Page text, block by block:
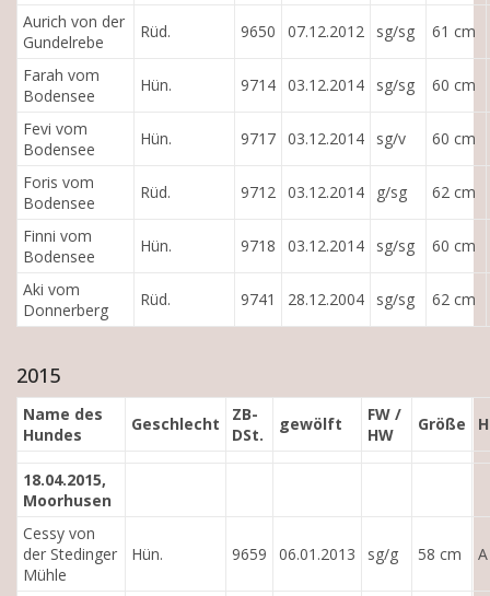
Aurich von der
Gundelrebe
Rüd. 9650 07.12.2012 sg/sg 61 cm
Farah vom
Bodensee
Hün. 9714 03.12.2014 sg/sg 60 cm
Fevi vom
Bodensee
Hün. 9717 03.12.2014 sg/v 60 cm
Foris vom
Bodensee
Rüd. 9712 03.12.2014 g/sg 62 cm
Finni vom
Bodensee
Hün. 9718 03.12.2014 sg/sg 60 cm
Aki vom
Donnerberg
Rüd. 9741 28.12.2004 sg/sg 62 cm
2015
Name des
Hundes
Geschlecht
ZB-
DSt.
gewölft
FW /
HW
Größe
18.04.2015,
Moorhusen
Cessy von
der Stedinger
Mühle
Hün. 9659 06.01.2013 sg/g 58 cm A